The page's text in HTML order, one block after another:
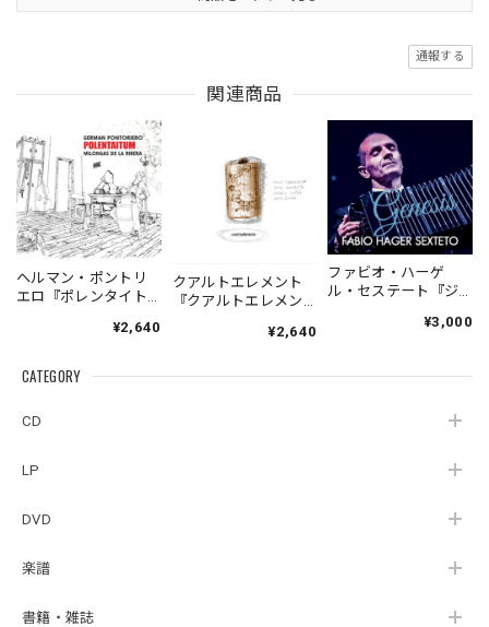
CATEGORY
CD
LP
DVD
楽譜
書籍・雑誌
通報する
関連商品
ヘルマン・ポントリ
エロ『ポレンタイト
Pontoriero『POLENT
la Ribera』
¥2,640
クアルトエレメント
『クアルトエレメン
Cuartoelemento『Cu
（007RECORDS-27）
¥2,640
ファビオ・ハーゲ
ル・セステート『ジ
¥3,000